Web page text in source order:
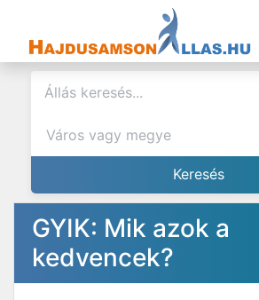
GYIK: Mik azok a
kedvencek?